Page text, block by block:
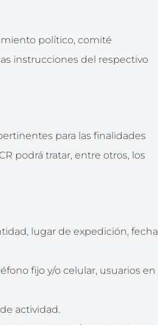
político, comité
instrucciones del respectivo
para las finalidades
podrá tratar, entre otros, los
lugar de expedición, fecha
fijo y/o celular, usuarios en
actividad.